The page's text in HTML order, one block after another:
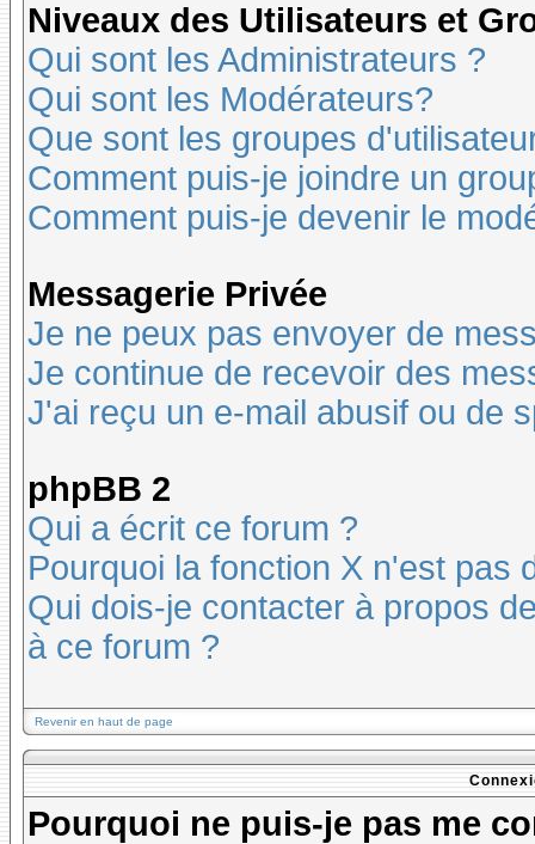
Niveaux des Utilisateurs et
Qui sont les Administrateurs ?
Qui sont les Modérateurs?
Que sont les groupes
Comment puis-je joindre un
Comment puis-je devenir le
Messagerie Privée
Je ne peux pas envoyer de
Je continue de recevoir des
J'ai reçu un e-mail abusif ou de
phpBB 2
Qui a écrit ce forum ?
Pourquoi la fonction X n'est pas
Qui dois-je contacter à propos
à ce forum ?
Revenir en haut de page
Pourquoi ne puis-je pas me